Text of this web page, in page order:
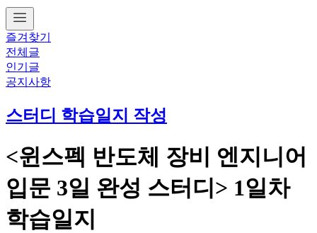
즐겨찾기
전체글
인기글
공지사항
스터디 학습일지 작성
<윈스펙 반도체 장비 엔지니어
입문 3일 완성 스터디> 1일차
학습일지